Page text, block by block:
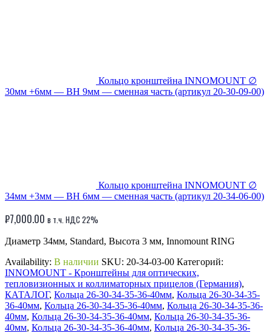
Кольцо кронштейна INNOMOUNT ∅
30мм +6мм — BH 9мм — сменная часть (артикул 20-30-09-00)
Кольцо кронштейна INNOMOUNT ∅
34мм +3мм — BH 6мм — сменная часть (артикул 20-34-06-00)
₽7,000.00 в т.ч. НДС 22%
Диаметр 34мм, Standard, Высота 3 мм, Innomount RING
Availability: В наличии SKU: 20-34-03-00 Категорий:
INNOMOUNT - Кронштейны для оптических,
тепловизионных и коллиматорных прицелов (Германия),
КАТАЛОГ, Кольца 26-30-34-35-36-40мм, Кольца 26-30-34-35-
36-40мм, Кольца 26-30-34-35-36-40мм, Кольца 26-30-34-35-36-
40мм, Кольца 26-30-34-35-36-40мм, Кольца 26-30-34-35-36-
40мм, Кольца 26-30-34-35-36-40мм, Кольца 26-30-34-35-36-